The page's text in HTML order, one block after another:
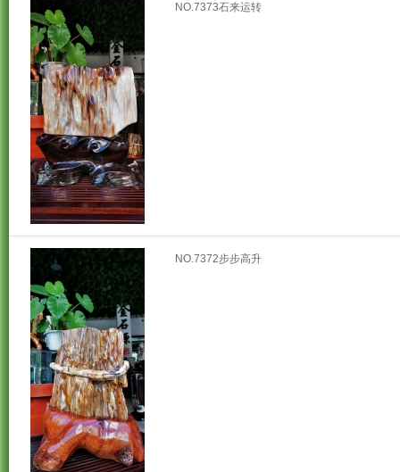
NO.7373石来运转
NO.7372步步高升